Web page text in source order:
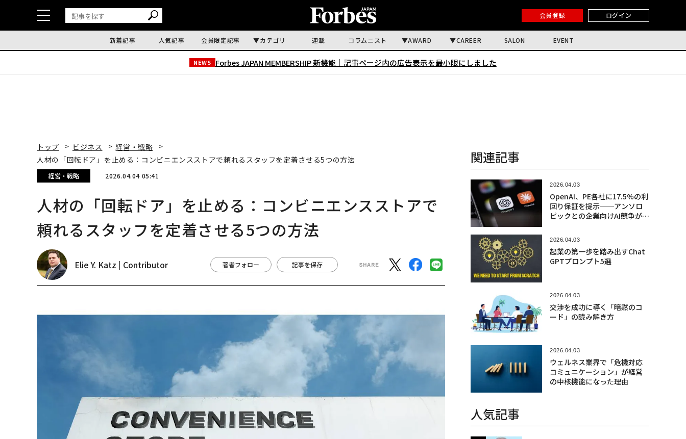
会員登録 ログイン
新着記事 人気記事 会員限定記事 カテゴリ 連載 コラムニスト AWARD CAREER SALON EVENT
NEWS Forbes JAPAN MEMBERSHIP 新機能｜ 記事ページ内の広告表示を最小限にしました
トップ ビジネス
経営・戦略
人材の「回転ドア」を止める：コンビニエンスストアで頼れるスタッフを定着させる5つの方法
経営・戦略 2026.04.04 05:41
人材の「回転ドア」を止める：コンビニエンスストアで
頼れるスタッフを定着させる5つの方法
Elie Y. Katz | Contributor 著者フォロー 記事を保存
関連記事
2026.04.03
OpenAI、PE各社に17.5%の利
回り保証を提示──アンソロ
ピックとの企業向けAI競争が激
2026.04.03
起業の第一歩を踏み出すChat
GPTプロンプト5選
2026.04.03
交渉を成功に導く「暗黙のコ
ード」の読み解き方
2026.04.03
ウェルネス業界で「危機対応
コミュニケーション」が経営
の中核機能になった理由
人気記事